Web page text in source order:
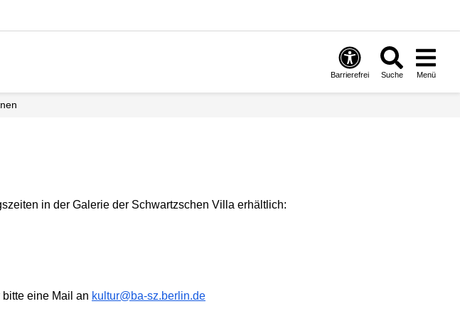
Barrierefrei Suche Menü
in der Galerie der Schwartzschen Villa erhältlich:
eine Mail an kultur@ba-sz.berlin.de